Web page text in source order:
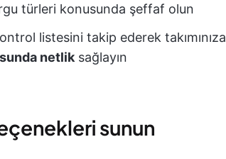
türleri konusunda şeffaf olun
listesini takip ederek takımınıza
netlik sağlayın
sunun